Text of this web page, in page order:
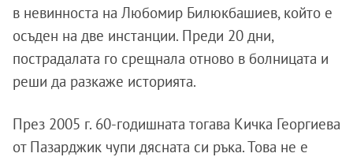
в невинноста на Любомир Билюкбашиев, който е
осъден на две инстанции. Преди 20 дни,
пострадалата го срещнала отново в болницата и
реши да разкаже историята.
През 2005 г. 60-годишната тогава Кичка Георгиева
от Пазарджик чупи дясната си ръка. Това не е